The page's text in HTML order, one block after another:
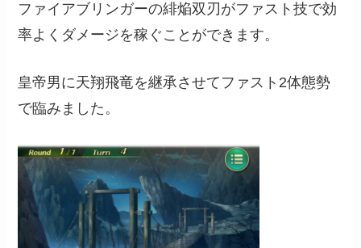
ファイアブリンガーの緋焔双刃がファスト技で効
率よくダメージを稼ぐことができます。
皇帝男に天翔飛竜を継承させてファスト2体態勢
で臨みました。